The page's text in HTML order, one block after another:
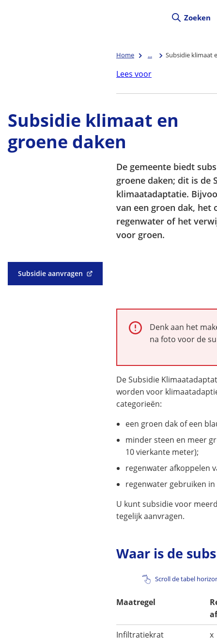
Zoeken
Home ... Subsidie klimaat
Lees voor
Subsidie klimaat en
groene daken
De gemeente biedt
groene daken; dit is de
klimaatadaptatie.
van een groen dak, het
regenwater of het
voor groen.
Subsidie aanvragen
(Verwijst
Alarm:
Denk aan het
na foto voor de
De Subsidie
worden voor
categorieën:
een groen dak of een
minder steen en meer
10 vierkante meter);
regenwater afkoppelen
regenwater gebruiken
U kunt subsidie voor
tegelijk aanvragen.
Waar is de
Scroll de tabel
Maatregel
Infiltratiekrat
x